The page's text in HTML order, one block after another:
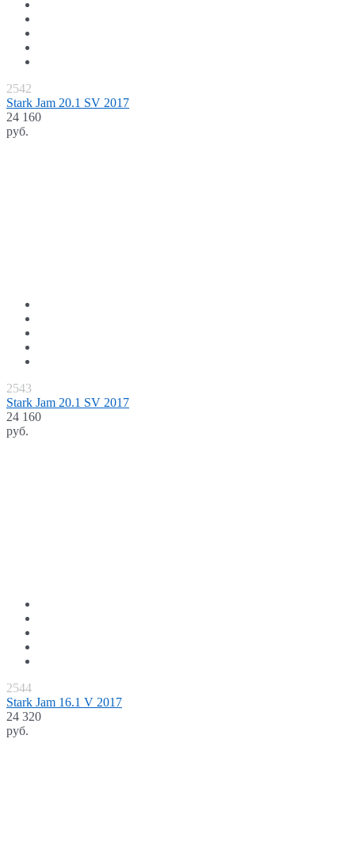
2542
Stark Jam 20.1 SV 2017
24 160
руб.
2543
Stark Jam 20.1 SV 2017
24 160
руб.
2544
Stark Jam 16.1 V 2017
24 320
руб.